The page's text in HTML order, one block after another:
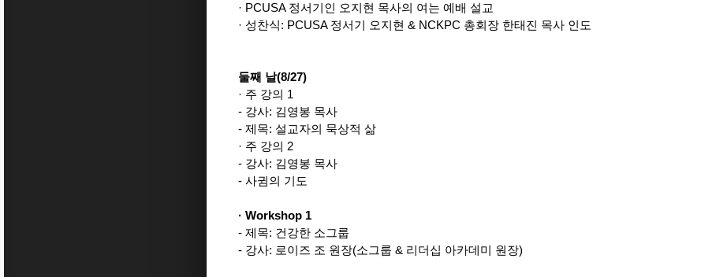
· PCUSA 정서기인 오지현 목사의 여는 예배 설교
· 성찬식: PCUSA 정서기 오지현 & NCKPC 총회장 한태진 목사 인도
둘째 날(8/27)
· 주 강의 1
- 강사: 김영봉 목사
- 제목: 설교자의 묵상적 삶
· 주 강의 2
- 강사: 김영봉 목사
- 사귐의 기도
· Workshop 1
- 제목: 건강한 소그룹
- 강사: 로이즈 조 원장(소그룹 & 리더십 아카데미 원장)